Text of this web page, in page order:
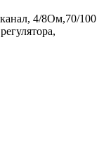
4/8Ом,70/100